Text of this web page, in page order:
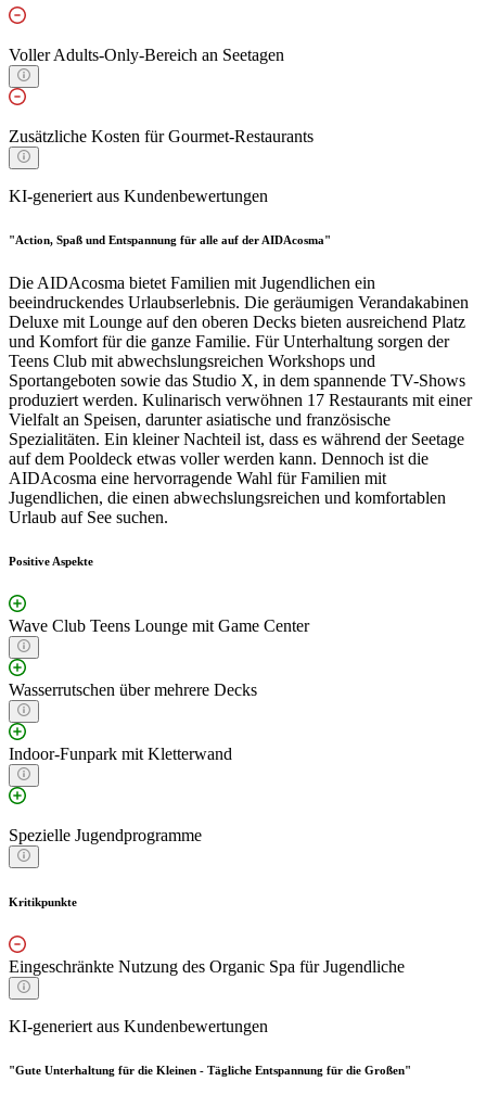
Voller Adults-Only-Bereich an Seetagen
Zusätzliche Kosten für Gourmet-Restaurants
KI-generiert aus Kundenbewertungen
"Action, Spaß und Entspannung für alle auf der AIDAcosma"
Die AIDAcosma bietet Familien mit Jugendlichen ein
beeindruckendes Urlaubserlebnis. Die geräumigen Verandakabinen
Deluxe mit Lounge auf den oberen Decks bieten ausreichend Platz
und Komfort für die ganze Familie. Für Unterhaltung sorgen der
Teens Club mit abwechslungsreichen Workshops und
Sportangeboten sowie das Studio X, in dem spannende TV-Shows
produziert werden. Kulinarisch verwöhnen 17 Restaurants mit einer
Vielfalt an Speisen, darunter asiatische und französische
Spezialitäten. Ein kleiner Nachteil ist, dass es während der Seetage
auf dem Pooldeck etwas voller werden kann. Dennoch ist die
AIDAcosma eine hervorragende Wahl für Familien mit
Jugendlichen, die einen abwechslungsreichen und komfortablen
Urlaub auf See suchen.
Positive Aspekte
Wave Club Teens Lounge mit Game Center
Wasserrutschen über mehrere Decks
Indoor-Funpark mit Kletterwand
Spezielle Jugendprogramme
Kritikpunkte
Eingeschränkte Nutzung des Organic Spa für Jugendliche
KI-generiert aus Kundenbewertungen
"Gute Unterhaltung für die Kleinen - Tägliche Entspannung für die Großen"